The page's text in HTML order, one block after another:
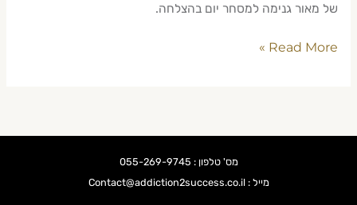
של מאור גנימה למסחר יום בהצלחה.
Read More »
מס' טלפון : 055-269-9745
מייל : Contact@addiction2success.co.il